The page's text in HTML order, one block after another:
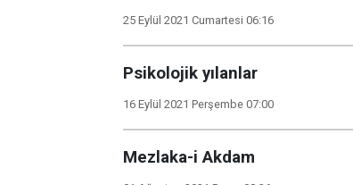
25 Eylül 2021 Cumartesi 06:16
Psikolojik yılanlar
16 Eylül 2021 Perşembe 07:00
Mezlaka-i Akdam